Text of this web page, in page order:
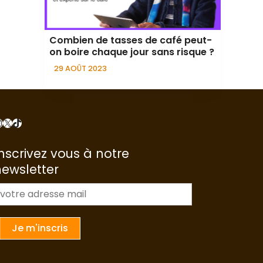
Combien de tasses de café peut-
on boire chaque jour sans risque ?
29 AOÛT 2023
X TikTok
vous à notre
Je m'inscris